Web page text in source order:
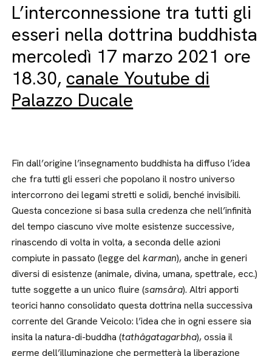
L’interconnessione tra tutti gli
esseri nella dottrina buddhista
mercoledì 17 marzo 2021 ore
18.30, canale Youtube di
Palazzo Ducale
Fin dall’origine l’insegnamento buddhista ha diffuso l’idea
che fra tutti gli esseri che popolano il nostro universo
intercorrono dei legami stretti e solidi, benché invisibili.
Questa concezione si basa sulla credenza che nell’infinità
del tempo ciascuno vive molte esistenze successive,
rinascendo di volta in volta, a seconda delle azioni
compiute in passato (legge delkarman), anche in generi
diversi di esistenze (animale, divina, umana, spettrale, ecc.)
tutte soggette a un unico fluire (samsâra). Altri apporti
teorici hanno consolidato questa dottrina nella successiva
corrente del Grande Veicolo: l’idea che in ogni essere sia
insita la natura-di-buddha (tathâgatagarbha), ossia il
germe dell’illuminazione che permetterà la liberazione